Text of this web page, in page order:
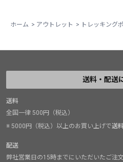
ホーム > アウトレット > トレッキング
送料・配送
送料
全国一律 500円（税込）
※ 5000円（税込）以上のお買い上げで送
配送
弊社営業日の15時までにいただいたご注